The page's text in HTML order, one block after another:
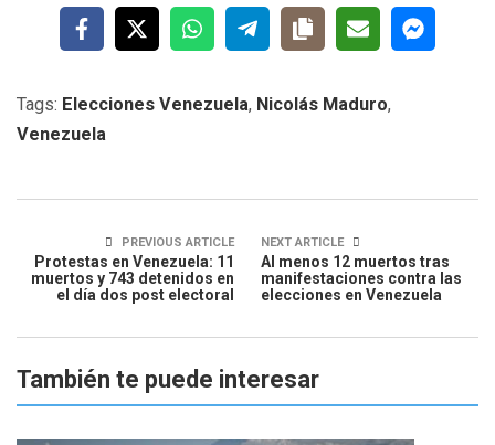
Tags: Elecciones Venezuela, Nicolás Maduro,
Venezuela
PREVIOUS ARTICLE
Protestas en Venezuela: 11
muertos y 743 detenidos en
el día dos post electoral
NEXT ARTICLE
Al menos 12 muertos tras
manifestaciones contra las
elecciones en Venezuela
También te puede interesar